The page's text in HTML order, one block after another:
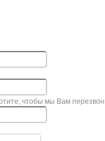
чтобы мы Вам